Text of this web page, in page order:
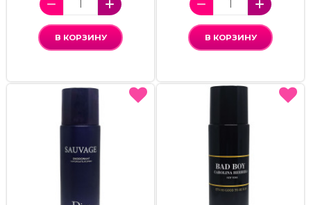
В КОРЗИНУ В КОРЗИНУ